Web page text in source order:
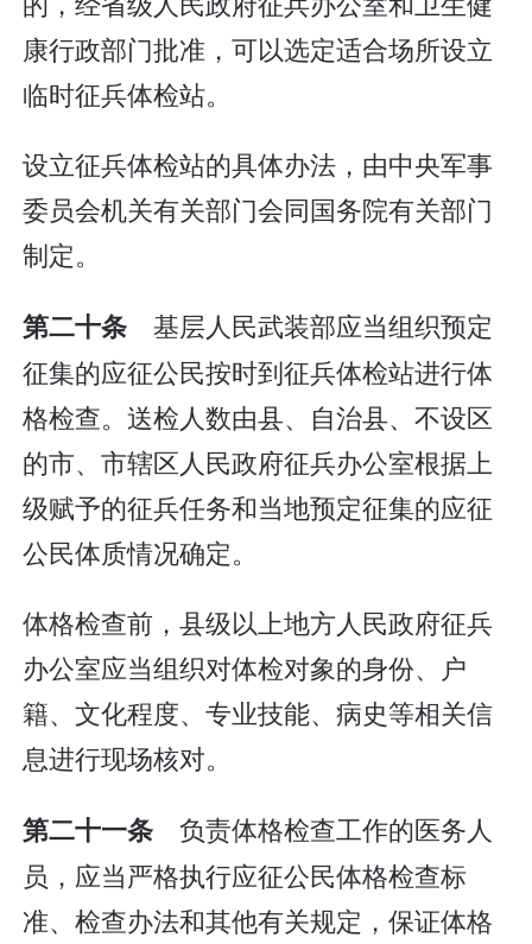
康行政部门批准，可以选定适合场所设立
临时征兵体检站。
设立征兵体检站的具体办法，由中央军事
委员会机关有关部门会同国务院有关部门
制定。
第二十条 基层人民武装部应当组织预定
征集的应征公民按时到征兵体检站进行体
格检查。送检人数由县、自治县、不设区
的市、市辖区人民政府征兵办公室根据上
级赋予的征兵任务和当地预定征集的应征
公民体质情况确定。
体格检查前，县级以上地方人民政府征兵
办公室应当组织对体检对象的身份、户
籍、文化程度、专业技能、病史等相关信
息进行现场核对。
第二十一条 负责体格检查工作的医务人
员，应当严格执行应征公民体格检查标
准、检查办法和其他有关规定，保证体格